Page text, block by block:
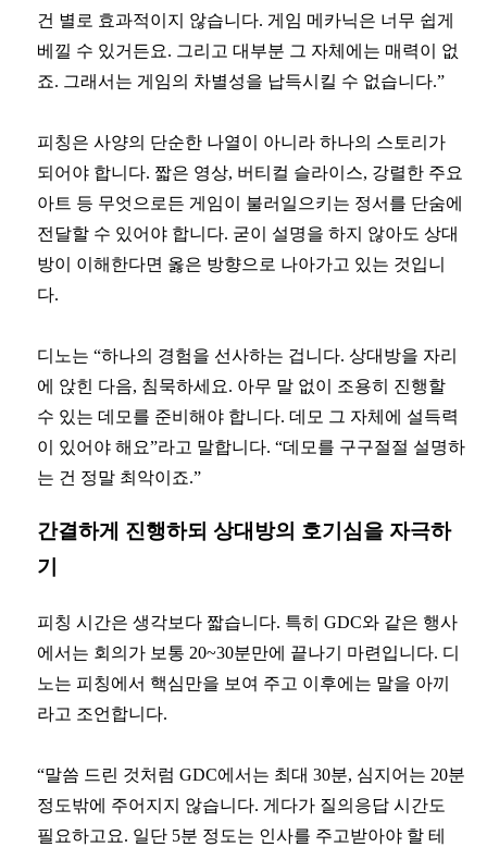
건 별로 효과적이지 않습니다. 게임 메카닉은 너무 쉽게
베낄 수 있거든요. 그리고 대부분 그 자체에는 매력이 없
죠. 그래서는 게임의 차별성을 납득시킬 수 없습니다.”
피칭은 사양의 단순한 나열이 아니라 하나의 스토리가
되어야 합니다. 짧은 영상, 버티컬 슬라이스, 강렬한 주요
아트 등 무엇으로든 게임이 불러일으키는 정서를 단숨에
전달할 수 있어야 합니다. 굳이 설명을 하지 않아도 상대
방이 이해한다면 옳은 방향으로 나아가고 있는 것입니
다.
디노는 “하나의 경험을 선사하는 겁니다. 상대방을 자리
에 앉힌 다음, 침묵하세요. 아무 말 없이 조용히 진행할
수 있는 데모를 준비해야 합니다. 데모 그 자체에 설득력
이 있어야 해요”라고 말합니다. “데모를 구구절절 설명하
는 건 정말 최악이죠.”
간결하게 진행하되 상대방의 호기심을 자극하
기
피칭 시간은 생각보다 짧습니다. 특히 GDC와 같은 행사
에서는 회의가 보통 20~30분만에 끝나기 마련입니다. 디
노는 피칭에서 핵심만을 보여 주고 이후에는 말을 아끼
라고 조언합니다.
“말씀 드린 것처럼 GDC에서는 최대 30분, 심지어는 20분
정도밖에 주어지지 않습니다. 게다가 질의응답 시간도
필요하고요. 일단 5분 정도는 인사를 주고받아야 할 테